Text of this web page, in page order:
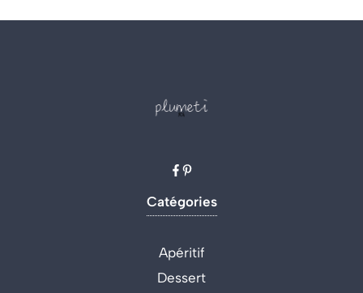
Catégories
Apéritif
Dessert